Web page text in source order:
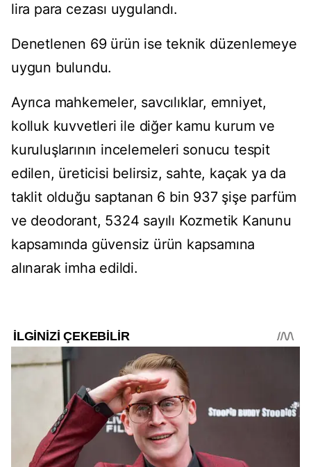
lira para cezası uygulandı.
Denetlenen 69 ürün ise teknik düzenlemeye
uygun bulundu.
Ayrıca mahkemeler, savcılıklar, emniyet,
kolluk kuvvetleri ile diğer kamu kurum ve
kuruluşlarının incelemeleri sonucu tespit
edilen, üreticisi belirsiz, sahte, kaçak ya da
taklit olduğu saptanan 6 bin 937 şişe parfüm
ve deodorant, 5324 sayılı Kozmetik Kanunu
kapsamında güvensiz ürün kapsamına
alınarak imha edildi.